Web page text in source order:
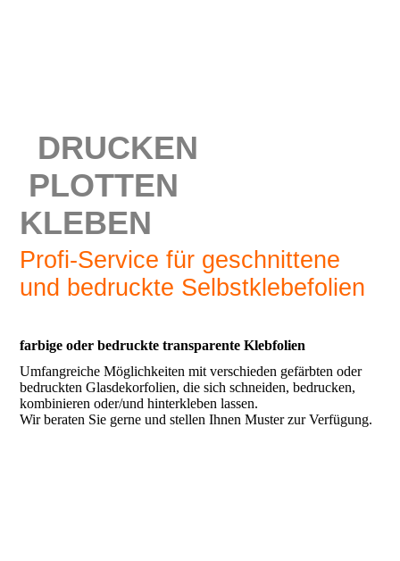
DRUCKEN
PLOTTEN
KLEBEN
Profi-Service für geschnittene
und bedruckte Selbstklebefolien
farbige oder bedruckte transparente Klebfolien
Umfangreiche Möglichkeiten mit verschieden gefärbten oder
bedruckten Glasdekorfolien, die sich schneiden, bedrucken,
kombinieren oder/und hinterkleben lassen.
Wir beraten Sie gerne und stellen Ihnen Muster zur Verfügung.